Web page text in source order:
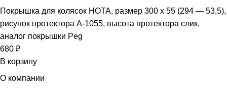
Покрышка для колясок HOTA, размер 300 x 55 (294 — 53,5),
рисунок протектора A-1055, высота протектора слик,
аналог покрышки Peg
680 ₽
В корзину
О компании